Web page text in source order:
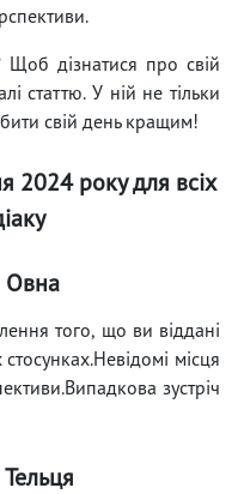
Щоб дізнатися про свій
статтю. У ній не тільки
свій день кращим!
2024 року для всіх
Овна
того, що ви віддані
місця
зустріч